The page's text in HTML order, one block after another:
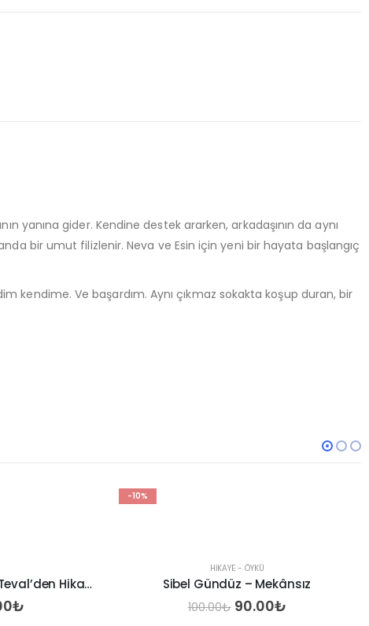
yanına gider. Kendine destek ararken, arkadaşının da aynı
bir umut filizlenir. Neva ve Esin için yeni bir hayata başlangıç
kendime. Ve başardım. Aynı çıkmaz sokakta koşup duran, bir
₺Şu
-11%
HIKAYE - ÖYKÜ
140.00₺ Orijinal
125.00₺